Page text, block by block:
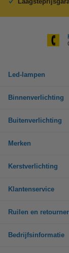
Led-lampen
Binnenverlichting
Buitenverlichting
Merken
Kerstverlichting
Klantenservice
Ruilen en
Bedrijfsinformatie